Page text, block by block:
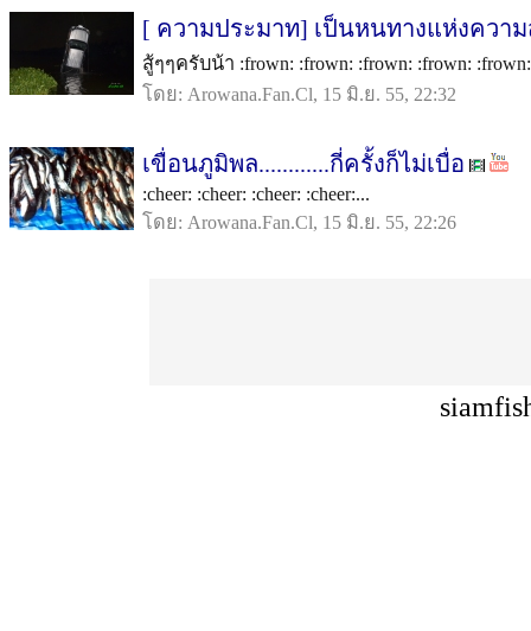
[ ความประมาท] เป็นหนทางแห่งควา
สู้ๆๆครับน้า :frown: :frown: :frown: :frown:
โดย: Arowana.Fan.Cl, 15 มิ.ย. 55, 22:32
เขื่อนภูมิพล............กี่ครั้งก็ไม่เบื่อ
:cheer: :cheer: :cheer: :cheer:...
โดย: Arowana.Fan.Cl, 15 มิ.ย. 55, 22:26